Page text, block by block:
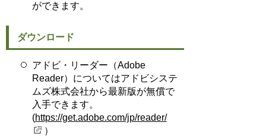
ができます。
ダウンロード
アドビ・リーダー（Adobe
Reader）についてはアドビシステ
ムズ株式会社から最新版が無償で
入手できます。
(https://get.adobe.com/jp/reader/
）